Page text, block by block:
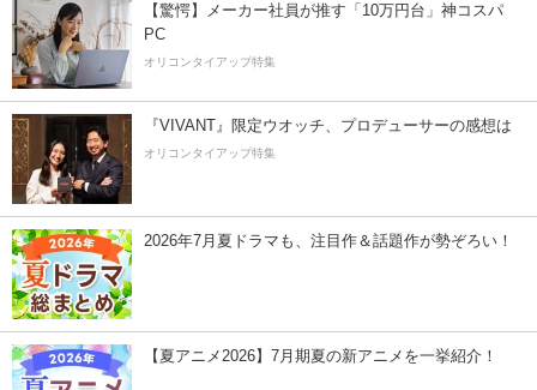
【驚愕】メーカー社員が推す「10万円台」神コスパ
PC
オリコンタイアップ特集
『VIVANT』限定ウオッチ、プロデューサーの感想は
オリコンタイアップ特集
2026年7月夏ドラマも、注目作＆話題作が勢ぞろい！
【夏アニメ2026】7月期夏の新アニメを一挙紹介！